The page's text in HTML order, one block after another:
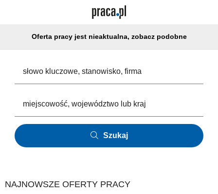
Oferta pracy jest nieaktualna, zobacz podobne
Szukaj
NAJNOWSZE OFERTY PRACY